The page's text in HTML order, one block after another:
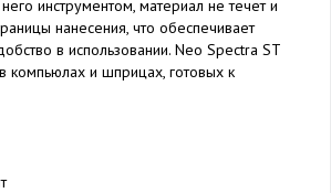
инструментом, материал не течет и
нанесения, что обеспечивает
в использовании. Neo Spectra ST
компьюлах и шприцах, готовых к